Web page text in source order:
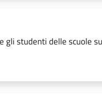
gli studenti delle scuole